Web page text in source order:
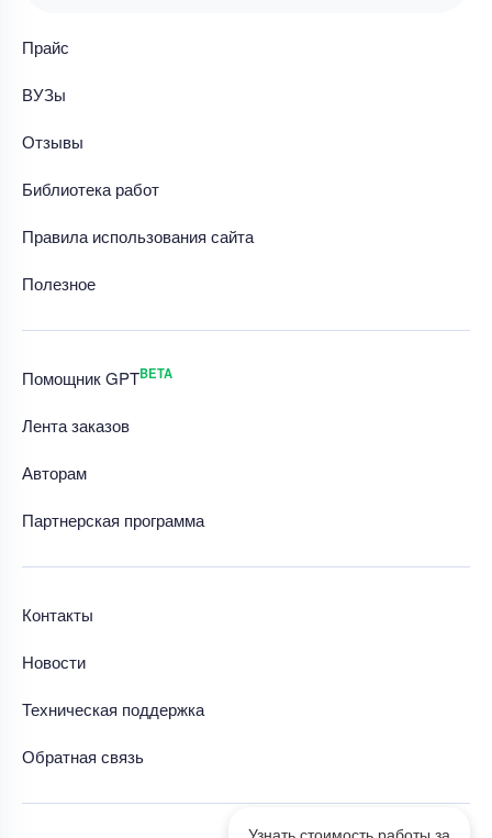
Прайс
ВУЗы
Отзывы
Библиотека работ
Правила использования сайта
Полезное
Помощник GPTBETA
Лента заказов
Авторам
Партнерская программа
Контакты
Новости
Техническая поддержка
Обратная связь